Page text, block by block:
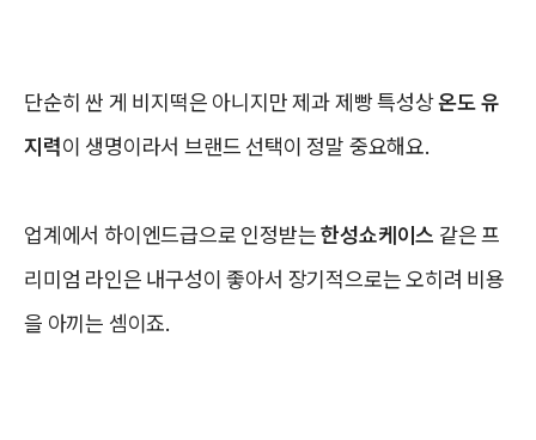
단순히 싼 게 비지떡은 아니지만 제과 제빵 특성상온도 유
지력이 생명이라서 브랜드 선택이 정말 중요해요.
업계에서 하이엔드급으로 인정받는한성쇼케이스 같은 프
리미엄 라인은 내구성이 좋아서 장기적으로는 오히려 비용
을 아끼는 셈이죠.